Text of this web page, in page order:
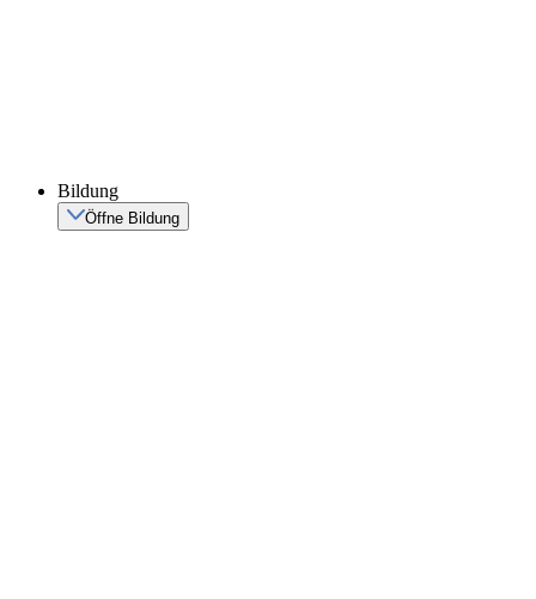
Bildung
Öffne Bildung